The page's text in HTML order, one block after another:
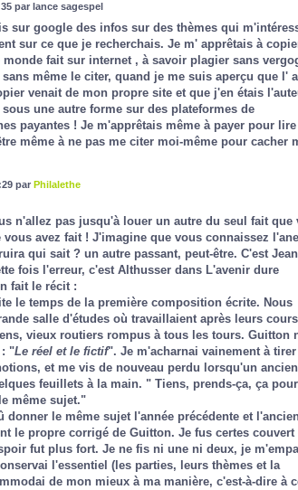
par lance sagespel
sur google des infos sur des thèmes qui
sur ce que je recherchais. Je m' apprêtais à
fait sur internet , à savoir plagier sans
même le citer, quand je me suis aperçu que l'
venait de mon propre site et que j'en étais
une autre forme sur des plateformes de
payantes ! Je m'apprêtais même à payer pour lire
même à ne pas me citer moi-même pour cacher
par Philalethe
n'allez pas jusqu'à louer un autre du seul fait que
avez fait ! J'imagine que vous connaissez
qui sait ? un autre passant, peut-être. C'est Jean
fois l'erreur, c'est Althusser dans L'avenir dure
fait le récit :
le temps de la première composition écrite. Nous
salle d'études où travaillaient après leurs
vieux routiers rompus à tous les tours. Guitton
: "Le réel et le fictif". Je m'acharnai vainement à tirer
et me vis de nouveau perdu lorsqu'un ancien
feuillets à la main. " Tiens, prends-ça, ça
même sujet."
donner le même sujet l'année précédente et
le propre corrigé de Guitton. Je fus certes couvert
fut plus fort. Je ne fis ni une ni deux, je
l'essentiel (les parties, leurs thèmes et la
de mon mieux à ma manière, c'est-à-dire à